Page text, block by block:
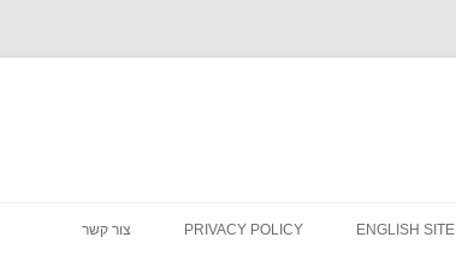
ENGLISH SITE
PRIVACY POLICY צור קשר